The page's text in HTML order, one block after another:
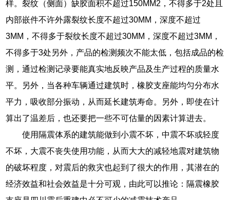
样。裂纹（侧面）缺胶面积不超过150MM2，不得多于2处且
内部嵌件不许外露裂纹长度不超过30MM，深度不超过
3MM，不得多于裂纹长度不超过30MM，深度不超过3MM，
不得多于3处另外，产品的检测频次不能太低，包括成品的检
测，通过检测记录要能真实地反映产品及生产过程的质量水
平。另外，当各种车辆通过建筑时，橡胶支座能均匀分布水
平力，吸收部分振动，从而延长建筑寿命。另外，即使在计
算出了温差后，也还要把一些不可估量的因素计算进去。
使用隔震体系的建筑能做到小震不坏，中震不坏或轻度
不坏，大震不丧失使用功能，从而大大的减轻地震对建筑物
的破坏程度，对震后的救灾也起到了很大的作用，其潜在的
经济效益和社会效益是十分可观，由此可以推论：隔震橡胶